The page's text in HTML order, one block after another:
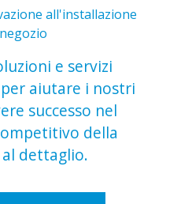
all'installazione
e servizi
aiutare i nostri
successo nel
della
dettaglio.